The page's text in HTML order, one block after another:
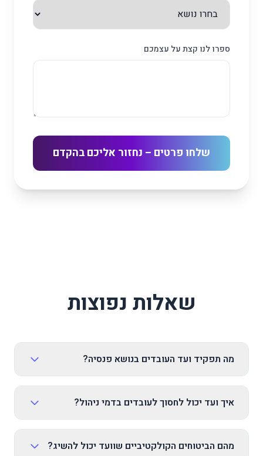
ספרו לנו קצת על עצמכם
שלחו פרטים – נחזור אליכם בהקדם
שאלות נפוצות
מה תפקיד ועד העובדים בנושא פנסיה?
איך ועד יכול לחסוך לעובדים בדמי ניהול?
מהם הביטוחים הקולקטיביים שוועד יכול להשיג?